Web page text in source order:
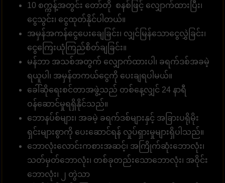
10 စက္ကန့်အတွင်း တော်တို စနစ်ဖြင့် လျှောက်ထားပြီး၊
ငွေသွင်း၊ ငွေထုတ်နိုင်ပါတယ်။
အမှန်အကန်ငွေပေးချေခြင်း၊ လျှင်မြန်သောငွေလွှဲခြင်း၊
ငွေကြေးယုံကြည်စိတ်ချခြင်း။
မန်ဘာ အသစ်အတွက် လျှောက်ထားပါ၊ ခရက်ဒစ်အခမဲ့
ရယူပါ၊ အမှန်တကယ်ငွေကို ပေးချရပါမယ်။
ခေါ်ဆိုရေးစင်တာအဖွဲ့သည် တစ်နေ့လျှင် 24 နာရီ
ဝန်ဆောင်မှုရရှိနိုင်သည်။
ဘောနပ်စ်များ၊ အခမဲ့ ခရက်ဒစ်များနှင့် အခြားပရိုမိုး
ရှင်းများစွာကို ပေးဆောင်ရန် လှုပ်ရှားမှုများရှိပါသည်။
ဘောလုံးလောင်းကစားအဆင့်၊ အကြိုက်ဆုံးဘောလုံး၊
သတ်မှတ်ဘောလုံး၊ တစ်ခုတည်းသောဘောလုံး၊ အဝိုင်း
ဘောလုံး၊ ၂ တွဲသာ